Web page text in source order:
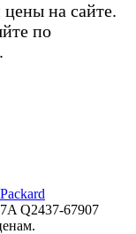
на сайте.
по
Q2437-67907